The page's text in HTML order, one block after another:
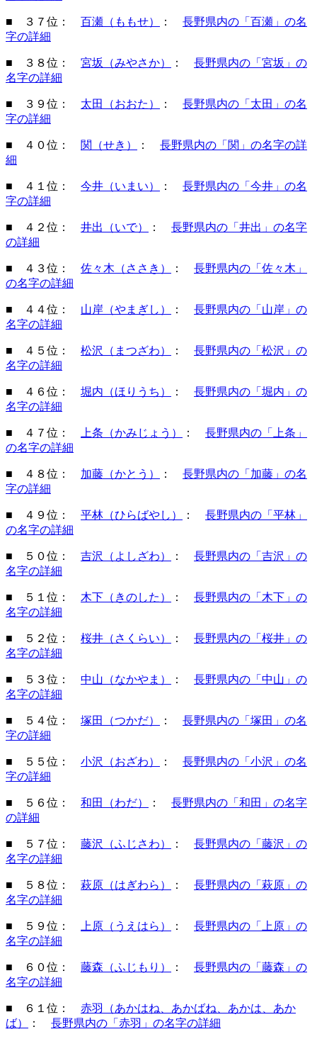
■ ３７位： 百瀬（ももせ） ： 長野県内の「百瀬」の名
字の詳細
■ ３８位： 宮坂（みやさか） ： 長野県内の「宮坂」の
名字の詳細
■ ３９位： 太田（おおた） ： 長野県内の「太田」の名
字の詳細
■ ４０位： 関（せき） ： 長野県内の「関」の名字の詳
細
■ ４１位： 今井（いまい） ： 長野県内の「今井」の名
字の詳細
■ ４２位： 井出（いで） ： 長野県内の「井出」の名字
の詳細
■ ４３位： 佐々木（ささき） ： 長野県内の「佐々木」
の名字の詳細
■ ４４位： 山岸（やまぎし） ： 長野県内の「山岸」の
名字の詳細
■ ４５位： 松沢（まつざわ） ： 長野県内の「松沢」の
名字の詳細
■ ４６位： 堀内（ほりうち） ： 長野県内の「堀内」の
名字の詳細
■ ４７位： 上条（かみじょう） ： 長野県内の「上条」
の名字の詳細
■ ４８位： 加藤（かとう） ： 長野県内の「加藤」の名
字の詳細
■ ４９位： 平林（ひらばやし） ： 長野県内の「平林」
の名字の詳細
■ ５０位： 吉沢（よしざわ） ： 長野県内の「吉沢」の
名字の詳細
■ ５１位： 木下（きのした） ： 長野県内の「木下」の
名字の詳細
■ ５２位： 桜井（さくらい） ： 長野県内の「桜井」の
名字の詳細
■ ５３位： 中山（なかやま） ： 長野県内の「中山」の
名字の詳細
■ ５４位： 塚田（つかだ） ： 長野県内の「塚田」の名
字の詳細
■ ５５位： 小沢（おざわ） ： 長野県内の「小沢」の名
字の詳細
■ ５６位： 和田（わだ） ： 長野県内の「和田」の名字
の詳細
■ ５７位： 藤沢（ふじさわ） ： 長野県内の「藤沢」の
名字の詳細
■ ５８位： 萩原（はぎわら） ： 長野県内の「萩原」の
名字の詳細
■ ５９位： 上原（うえはら） ： 長野県内の「上原」の
名字の詳細
■ ６０位： 藤森（ふじもり） ： 長野県内の「藤森」の
名字の詳細
■ ６１位： 赤羽（あかはね、あかばね、あかは、あか
ば）
： 長野県内の「赤羽」の名字の詳細